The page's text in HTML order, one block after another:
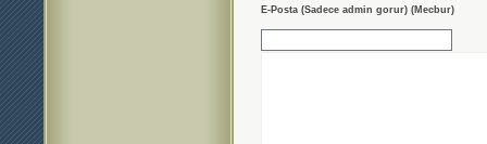
E-Posta (Sadece admin gorur) (Mecbur)